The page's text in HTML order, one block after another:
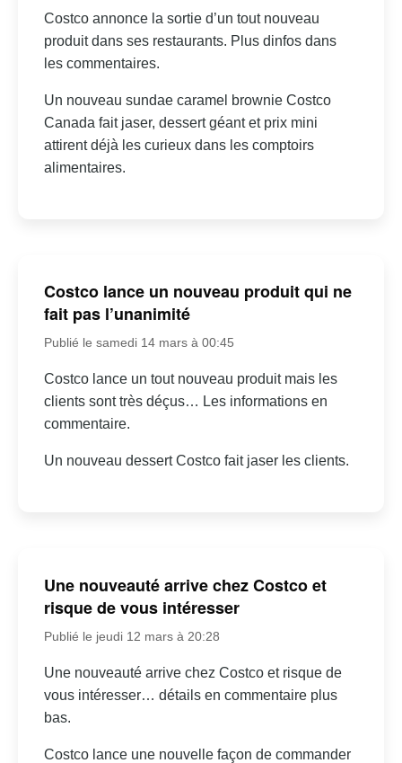
Costco annonce la sortie d’un tout nouveau
produit dans ses restaurants. Plus dinfos dans
les commentaires.
Un nouveau sundae caramel brownie Costco
Canada fait jaser, dessert géant et prix mini
attirent déjà les curieux dans les comptoirs
alimentaires.
Costco lance un nouveau produit qui ne
fait pas l’unanimité
Publié le samedi 14 mars à 00:45
Costco lance un tout nouveau produit mais les
clients sont très déçus… Les informations en
commentaire.
Un nouveau dessert Costco fait jaser les clients.
Une nouveauté arrive chez Costco et
risque de vous intéresser
Publié le jeudi 12 mars à 20:28
Une nouveauté arrive chez Costco et risque de
vous intéresser… détails en commentaire plus
bas.
Costco lance une nouvelle façon de commander